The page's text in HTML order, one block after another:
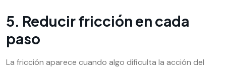
5. Reducir fricción en cada
paso
La fricción aparece cuando algo dificulta la acción del